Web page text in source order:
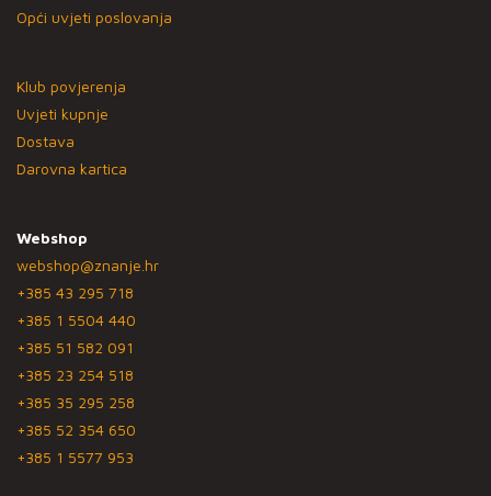
Opći uvjeti poslovanja
Klub povjerenja
Uvjeti kupnje
Dostava
Darovna kartica
Webshop
webshop@znanje.hr
+385 43 295 718
+385 1 5504 440
+385 51 582 091
+385 23 254 518
+385 35 295 258
+385 52 354 650
+385 1 5577 953